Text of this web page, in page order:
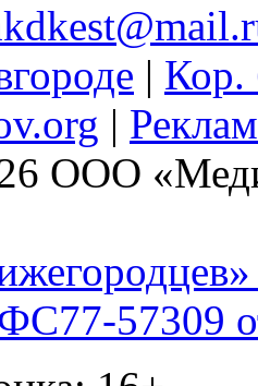
| Кор.
|
ООО
57309